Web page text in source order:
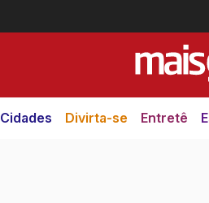
Cidades Divirta-se Entretê